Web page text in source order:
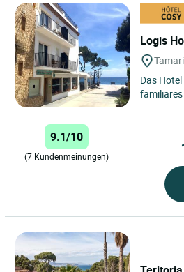
Logis
Das
9.1/10
(7 Kundenmeinungen)